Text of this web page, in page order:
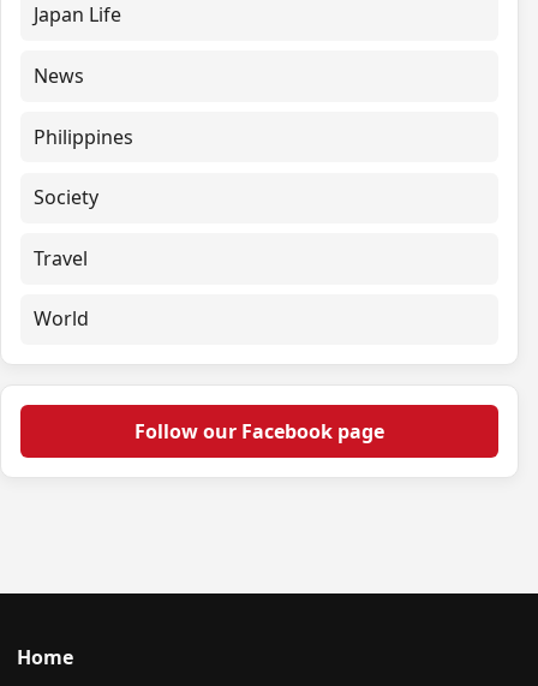
Japan Life
News
Philippines
Society
Travel
World
Follow our Facebook page
Home